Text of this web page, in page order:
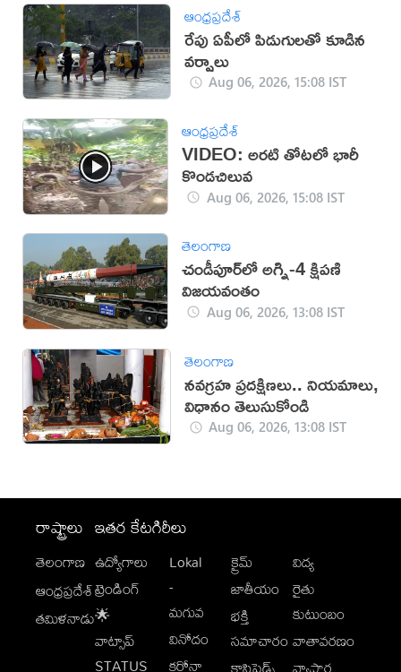
ఆంధ్రప్రదేశ్
రేపు ఏపీలో పిడుగులతో కూడిన
వర్షాలు
Aug 06, 2026, 15:08 IST
ఆంధ్రప్రదేశ్
VIDEO: అరటి తోటలో భారీ
కొండచిలువ
Aug 06, 2026, 15:08 IST
తెలంగాణ
చండీపూర్‌లో అగ్ని-4 క్షిపణి
విజయవంతం
Aug 06, 2026, 13:08 IST
తెలంగాణ
నవగ్రహ ప్రదక్షిణలు.. నియమాలు,
విధానం తెలుసుకోండి
Aug 06, 2026, 13:08 IST
రాష్ట్రాలు
తెలంగాణ
ఆంధ్రప్రదేశ్
తమిళనాడు
ఇతర కేటగిరీలు
ఉద్యోగాలు
ట్రెండింగ్
🌟
వాట్సాప్
STATUS
Lokal
-
మగువ
వినోదం
కరోనా
క్రైమ్
జాతీయం
భక్తి
సమాచారం
విద్య
రైతు
కుటుంబం
వాతావరణం